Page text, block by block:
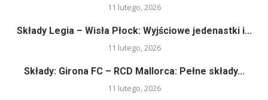
11 lutego, 2026
Składy Legia – Wisła Płock: Wyjściowe jedenastki i...
11 lutego, 2026
Składy: Girona FC – RCD Mallorca: Pełne składy...
11 lutego, 2026